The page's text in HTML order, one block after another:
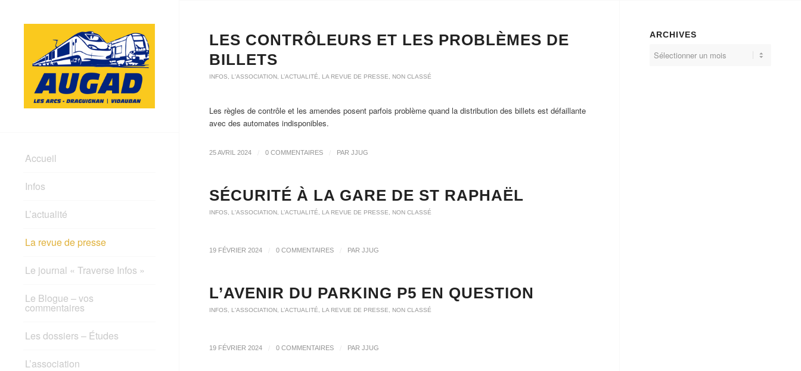
Accueil
Infos
L’actualité
La revue de presse
Le journal « Traverse Infos »
Le Blogue – vos
commentaires
Les dossiers – Études
L’association
LES CONTRÔLEURS ET LES PROBLÈMES DE
BILLETS
INFOS L'ASSOCIATION L’ACTUALITÉ LA REVUE DE PRESSE NON CLASSÉ
Les règles de contrôle et les amendes posent parfois problème quand la distribution des billets est défaillante
avec des automates indisponibles.
25 AVRIL 2024 0 COMMENTAIRES PAR JJUG
SÉCURITÉ À LA GARE DE ST RAPHAËL
INFOS L'ASSOCIATION L’ACTUALITÉ LA REVUE DE PRESSE NON CLASSÉ
19 FÉVRIER 2024 0 COMMENTAIRES PAR JJUG
L’AVENIR DU PARKING P5 EN QUESTION
INFOS L'ASSOCIATION L’ACTUALITÉ LA REVUE DE PRESSE NON CLASSÉ
19 FÉVRIER 2024 0 COMMENTAIRES PAR JJUG
ARCHIVES